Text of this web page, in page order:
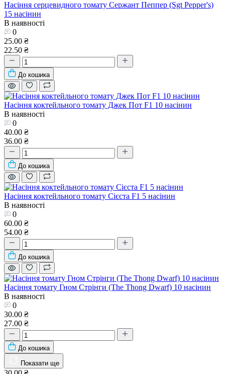
Насіння серцевидного томату Сержант Пеппер (Sgt Pepper's)
15 насінин
В наявності
0
25.00 ₴
22.50 ₴
До кошика
Насіння коктейльного томату Джек Пот F1 10 насінин
В наявності
0
40.00 ₴
36.00 ₴
До кошика
Насіння коктейльного томату Сієста F1 5 насінин
В наявності
0
60.00 ₴
54.00 ₴
До кошика
Насіння томату Гном Стрінги (The Thong Dwarf) 10 насінин
В наявності
0
30.00 ₴
27.00 ₴
До кошика
Показати ще